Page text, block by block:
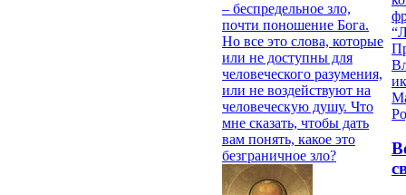
– беспредельное зло,
почти поношение Бога.
Но все это слова, которые
или не доступны для
человеческого разумения,
или не воздействуют на
человеческую душу. Что
мне сказать, чтобы дать
вам понять, какое это
безграничное зло?